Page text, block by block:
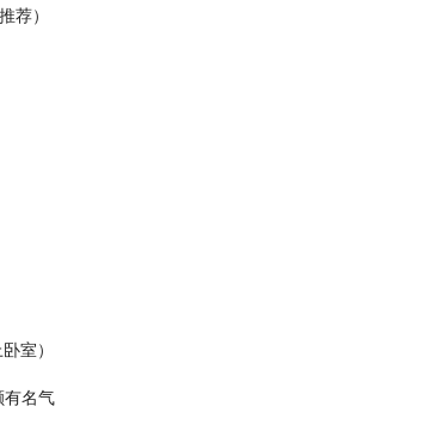
荐）
室）
有名气